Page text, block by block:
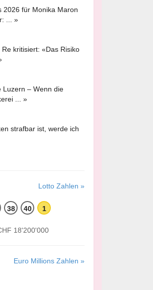
2026 für Monika Maron
... »
kritisiert: «Das Risiko
Luzern – Wenn die
... »
strafbar ist, werde ich
Lotto Zahlen »
38 40 1
18'200'000
Euro Millions Zahlen »